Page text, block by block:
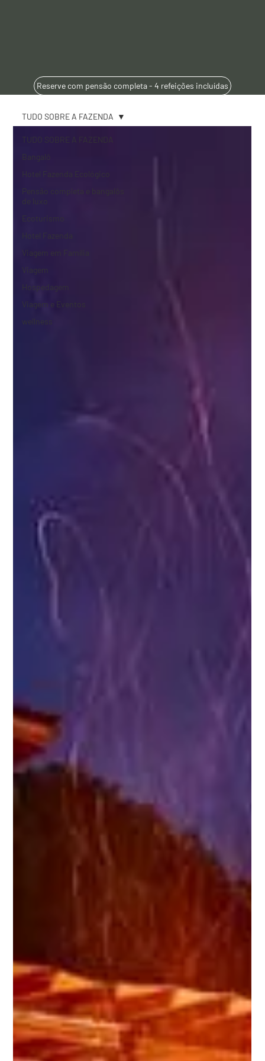
Reserve com pensão completa - 4 refeições incluídas
TUDO SOBRE A FAZENDA
Bangalô
Pensão completa e bangalôs
de luxo
Ecoturismo
Hotel Fazenda
Viagem em Família
Hospedagem
Viagem e Eventos
wellness
TUDO SOBRE A FAZENDA